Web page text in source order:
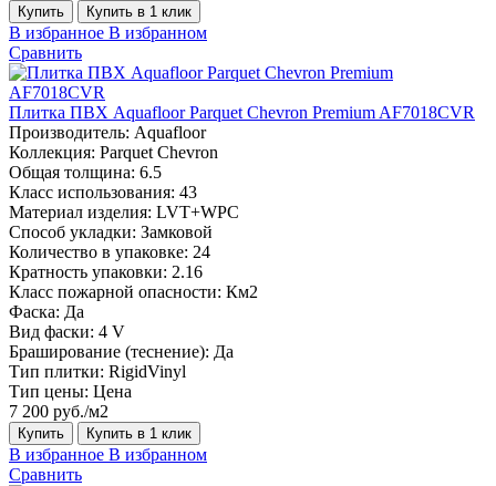
Купить Купить в 1 клик
В избранное В избранном
Сравнить
Плитка ПВХ Aquafloor Parquet Chevron Premium AF7018CVR
Производитель: Aquafloor
Коллекция: Parquet Chevron
Общая толщина: 6.5
Класс использования: 43
Материал изделия: LVT+WPC
Способ укладки: Замковой
Количество в упаковке: 24
Кратность упаковки: 2.16
Класс пожарной опасности: Км2
Фаска: Да
Вид фаски: 4 V
Браширование (теснение): Да
Тип плитки: RigidVinyl
Тип цены: Цена
7 200 руб./м2
Купить Купить в 1 клик
В избранное В избранном
Сравнить